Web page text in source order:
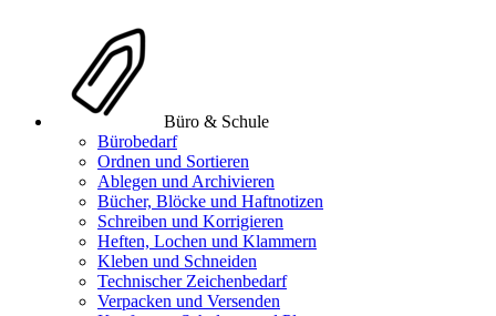
Büro & Schule
Bürobedarf
Ordnen und Sortieren
Ablegen und Archivieren
Bücher, Blöcke und Haftnotizen
Schreiben und Korrigieren
Heften, Lochen und Klammern
Kleben und Schneiden
Technischer Zeichenbedarf
Verpacken und Versenden